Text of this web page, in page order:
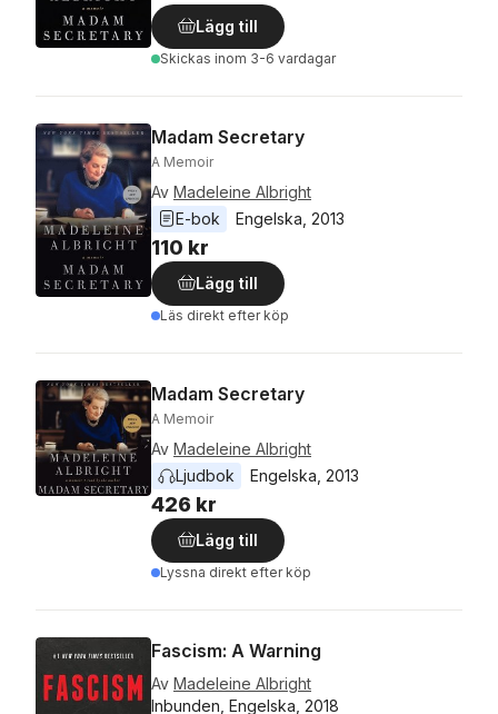
Lägg till
Skickas inom 3-6 vardagar
Madam Secretary
A Memoir
Av Madeleine Albright
E-bok
Engelska 2013
110 kr
Lägg till
Läs direkt efter köp
Madam Secretary
A Memoir
Av Madeleine Albright
Ljudbok
Engelska 2013
426 kr
Lägg till
Lyssna direkt efter köp
Fascism: A Warning
Av Madeleine Albright
Inbunden, Engelska, 2018